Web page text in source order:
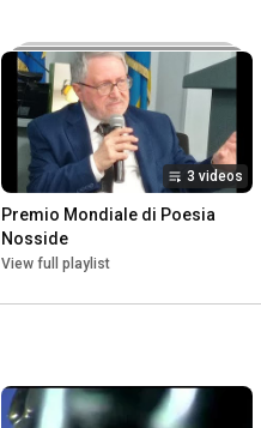
3 videos
Premio Mondiale di Poesia
Nosside
View full playlist